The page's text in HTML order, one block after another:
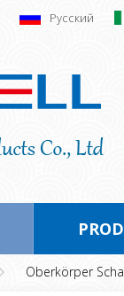
Русский
Oberkörper